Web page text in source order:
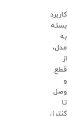
کاربرد
بسته
به
مدل،
از
قطع
و
وصل
تا
کنترل